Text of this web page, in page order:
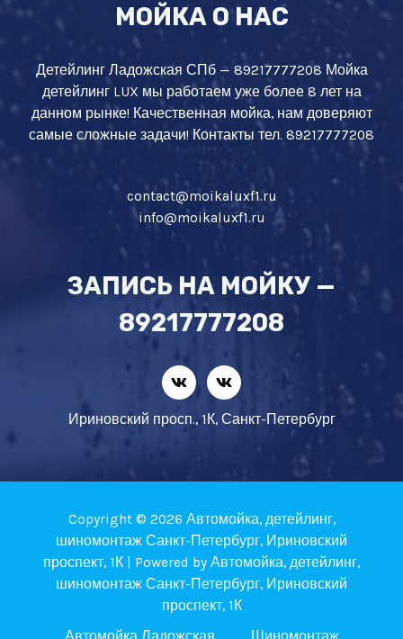
МОЙКА О НАС
Детейлинг Ладожская СПб — 89217777208 Мойка
детейлинг LUX мы работаем уже более 8 лет на
данном рынке! Качественная мойка, нам доверяют
самые сложные задачи! Контакты тел. 89217777208
contact@moikaluxf1.ru
info@moikaluxf1.ru
ЗАПИСЬ НА МОЙКУ —
89217777208
Ириновский просп., 1К, Санкт-Петербург
Copyright © 2026 Автомойка, детейлинг,
шиномонтаж Санкт-Петербург, Ириновский
проспект, 1К | Powered by Автомойка, детейлинг,
шиномонтаж Санкт-Петербург, Ириновский
проспект, 1К